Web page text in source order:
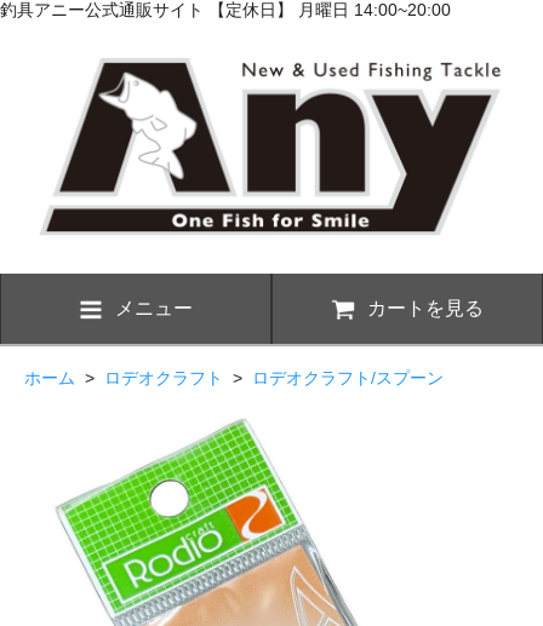
釣具アニー公式通販サイト 【定休日】 月曜日 14:00~20:00
メニュー カートを見る
ホーム > ロデオクラフト > ロデオクラフト/スプーン